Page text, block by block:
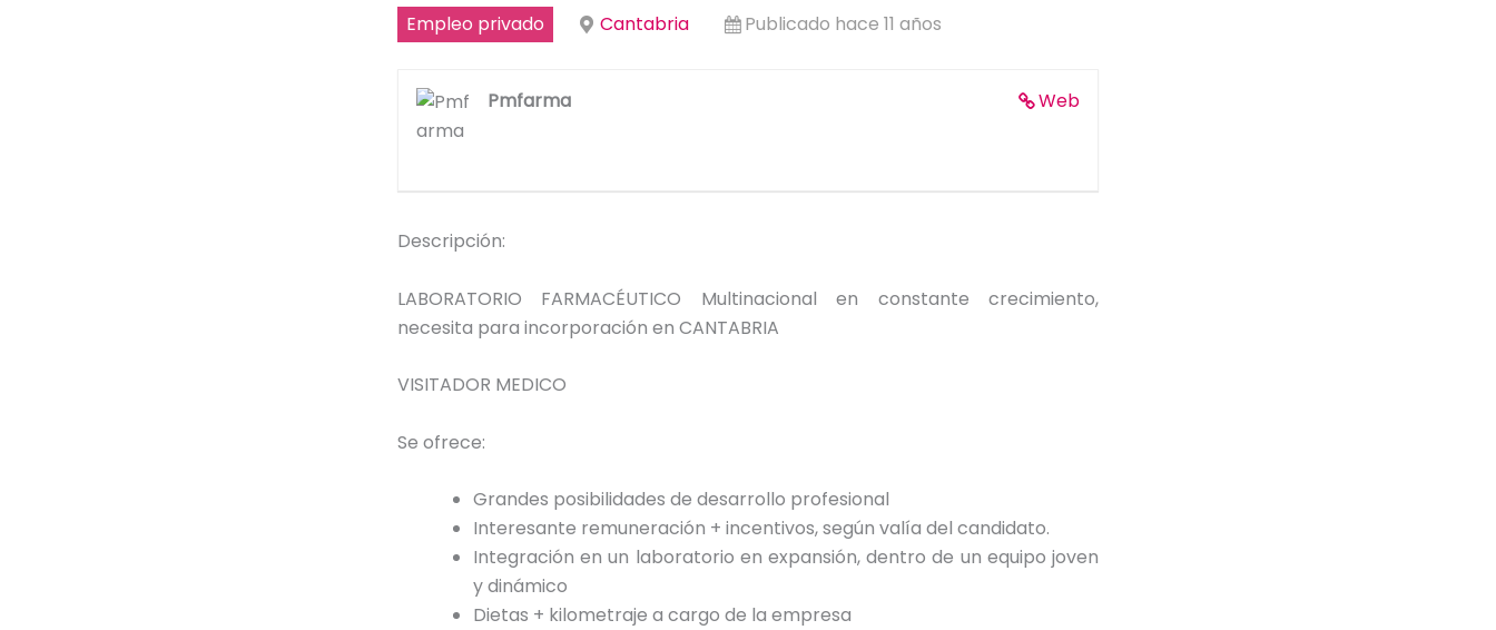
Empleo privado Cantabria Publicado hace 11 años
Web
Pmfarma
Descripción:
LABORATORIO FARMACÉUTICO Multinacional en constante crecimiento,
necesita para incorporación en CANTABRIA
VISITADOR MEDICO
Se ofrece:
Grandes posibilidades de desarrollo profesional
Interesante remuneración + incentivos, según valía del candidato.
Integración en un laboratorio en expansión, dentro de un equipo joven
y dinámico
Dietas + kilometraje a cargo de la empresa